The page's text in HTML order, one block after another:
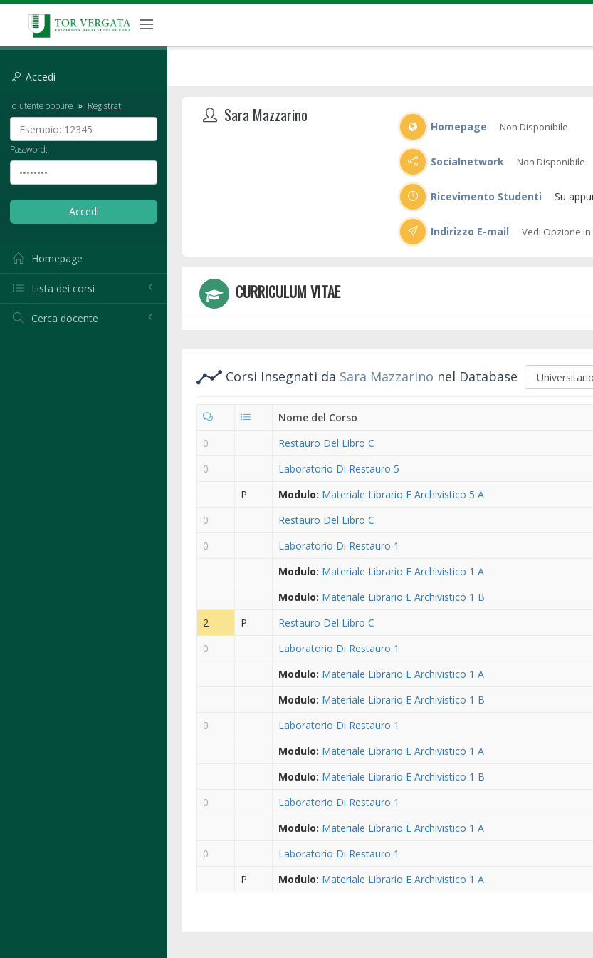
Accedi
Id utente oppure Registrati
Password:
Homepage
Lista dei corsi
Cerca docente
Sara Mazzarino
Homepage Non Disponibile
Socialnetwork Non Disponibile
Ricevimento Studenti Su
Indirizzo E-mail Vedi Opzione
CURRICULUM VITAE
Corsi Insegnati da Sara Mazzarino nel Database
Nome del Corso
0
Restauro Del Libro C
0
Laboratorio Di Restauro 5
P
Modulo: Materiale Librario E Archivistico 5 A
0
Restauro Del Libro C
0
Laboratorio Di Restauro 1
Modulo: Materiale Librario E Archivistico 1 A
Modulo: Materiale Librario E Archivistico 1 B
2
P Restauro Del Libro C
0
Laboratorio Di Restauro 1
Modulo: Materiale Librario E Archivistico 1 A
Modulo: Materiale Librario E Archivistico 1 B
0
Laboratorio Di Restauro 1
Modulo: Materiale Librario E Archivistico 1 A
Modulo: Materiale Librario E Archivistico 1 B
0
Laboratorio Di Restauro 1
Modulo: Materiale Librario E Archivistico 1 A
0
Laboratorio Di Restauro 1
P
Modulo: Materiale Librario E Archivistico 1 A